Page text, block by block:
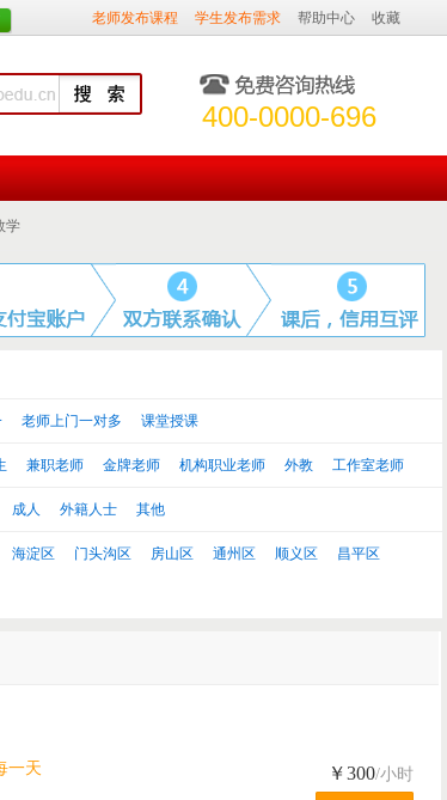
老师发布课程 学生发布需求 帮助中心 收藏
400-0000-696
学
老师上门一对多 课堂授课
兼职老师 金牌老师 机构职业老师 外教 工作室老师
成人 外籍人士 其他
海淀区 门头沟区 房山区 通州区 顺义区 昌平区
一天
￥300/小时